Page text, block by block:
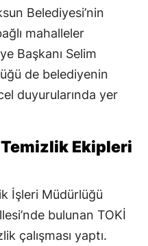
Belediyesi’nin
mahalleler
Başkanı Selim
de belediyenin
duyurularında yer
Ekipleri
İşleri Müdürlüğü
bulunan TOKİ
çalışması yaptı.